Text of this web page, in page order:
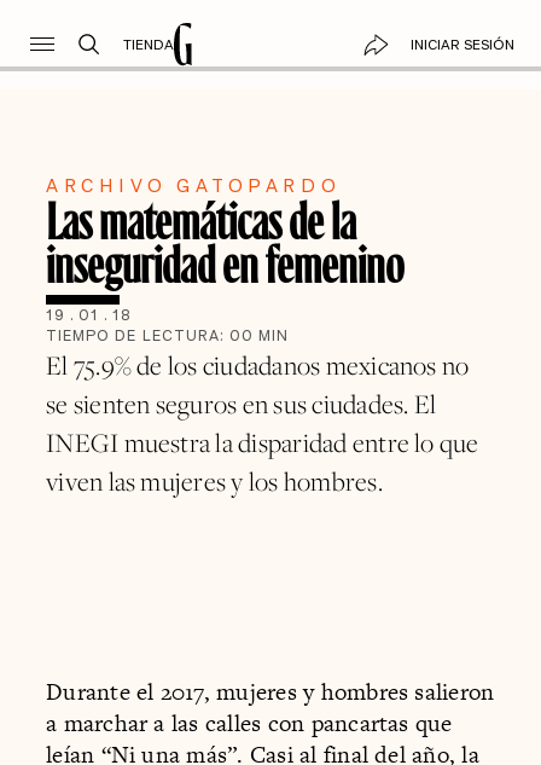
TIENDA INICIAR SESIÓN
ARCHIVO GATOPARDO
Las matemáticas de la
inseguridad en femenino
19 . 01 . 18
TIEMPO DE LECTURA: 00 MIN
El 75.9% de los ciudadanos mexicanos no
se sienten seguros en sus ciudades. El
INEGI muestra la disparidad entre lo que
viven las mujeres y los hombres.
Durante el 2017, mujeres y hombres salieron
a marchar a las calles con pancartas que
leían “Ni una más”. Casi al final del año, la